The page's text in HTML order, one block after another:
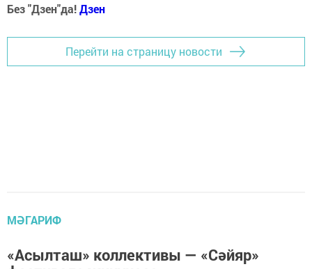
Без "Дзен"да!Дзен
Перейти на страницу новости
МӘГАРИФ
«Асылташ» коллективы — «Сәйяр»